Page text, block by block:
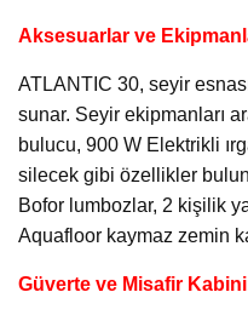
Aksesuarlar ve
ATLANTIC 30, seyir
sunar. Seyir ekipmanları
bulucu, 900 W Elektrikli
silecek gibi özellikler
Bofor lumbozlar, 2 kişilik
Aquafloor kaymaz zemin
Güverte ve Misafir